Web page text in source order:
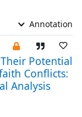
Annotation
Potential
Conflicts:
Analysis